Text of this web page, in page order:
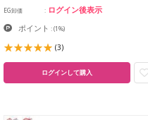
EG卸価 ログイン後表示
ポイント :(1%)
(3)
ログインして購入